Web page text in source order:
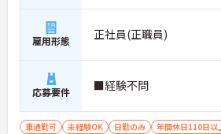
雇用形態 正社員(正職員)
応募要件 ■経験不問
車通勤可 未経験OK 日勤のみ
年間休日110日以